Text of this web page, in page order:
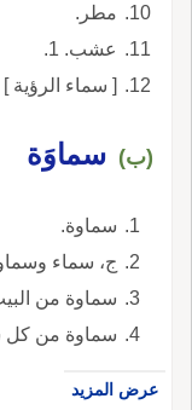
مطر.
عشب. 1.
[ سماء الرؤية
(ب) سماوَة
سماوة.
ج، سماء
سماوة من
سماوة من
عرض المزيد